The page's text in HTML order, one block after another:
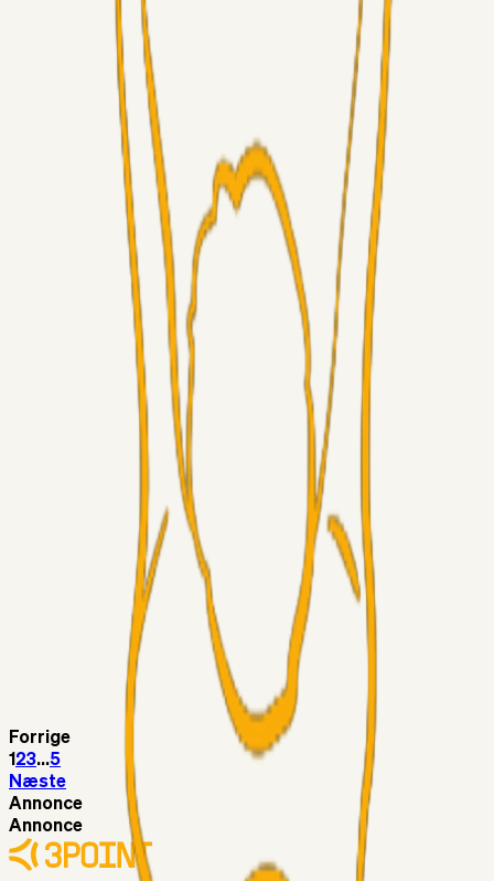
Alt det andet
Chrisdinho88 05. aug. 2026
Bange anelser
Superliga-truppen
05. aug. 2026
Kommer Jobbe hjem?
05. aug. 2026
Brøndby-TV og u-19
04. aug. 2026
5. Forudsigelser op til Horsens kampen.
RasmusStephansen04. aug. 2026
Nørgaards Lever Hug, Skaktræk Mod En Utålmodig
RasmusStephansen 04. aug. 2026
Har GFH løsnet grebet...?
Superliga-truppen
04. aug. 2026
Medie: Tahirovic til Celtic for samlet 6 mio Euro
Superliga-truppen
03. aug. 2026
Kunne Sami Jalal være den næste offensive brik? 🤔💛💙
Forrige
1 23...5
Næste
Annonce
Annonce